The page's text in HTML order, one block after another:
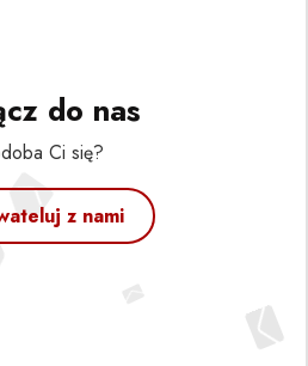
do nas
Ci się?
z nami